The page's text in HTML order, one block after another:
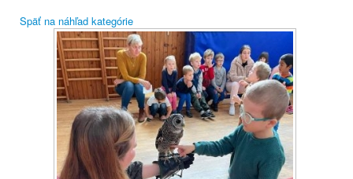
Späť na náhľad kategórie